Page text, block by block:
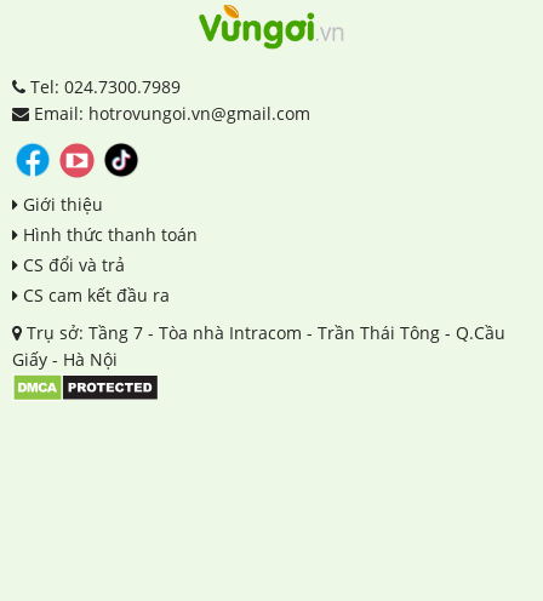
Tel: 024.7300.7989
Email: hotrovungoi.vn@gmail.com
Giới thiệu
Hình thức thanh toán
CS đổi và trả
CS cam kết đầu ra
Trụ sở: Tầng 7 - Tòa nhà Intracom - Trần Thái Tông - Q.Cầu
Giấy - Hà Nội